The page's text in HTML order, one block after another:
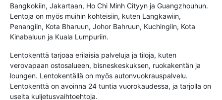
Bangkokiin, Jakartaan, Ho Chi Minh Cityyn ja Guangzhouhun.
Lentoja on myös muihin kohteisiin, kuten Langkawiin,
Penangiin, Kota Bharuun, Johor Bahruun, Kuchingiin, Kota
Kinabaluun ja Kuala Lumpuriin.
Lentokenttä tarjoaa erilaisia ​​palveluja ja tiloja, kuten
verovapaan ostosalueen, bisneskeskuksen, ruokakentän ja
loungen. Lentokentällä on myös autonvuokrauspalvelu.
Lentokenttä on avoinna 24 tuntia vuorokaudessa, ja tarjolla on
useita kuljetusvaihtoehtoja.